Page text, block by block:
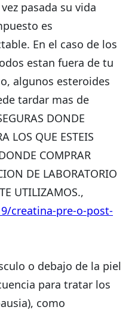
pasada su vida
es
En el caso de los
estan fuera de tu
algunos esteroides
tardar mas de
DONDE
LOS QUE ESTEIS
COMPRAR
DE LABORATORIO
UTILIZAMOS.,
creatina-pre-o-post-
o debajo de la piel
para tratar los
como